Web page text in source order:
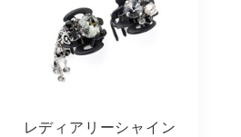
レディアリーシャイン